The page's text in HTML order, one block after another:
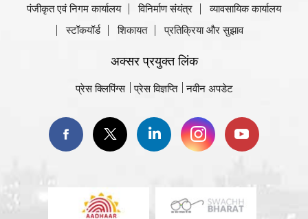
पंजीकृत एवं निगम कार्यालय विनिर्माण संयंत्र
व्यावसायिक कार्यालय
स्टॉकयॉर्ड
शिकायत प्रतिक्रिया और सुझाव
अक्सर प्रयुक्त लिंक
प्रेस क्लिपिंग्स प्रेस विज्ञप्ति नवीन अपडेट